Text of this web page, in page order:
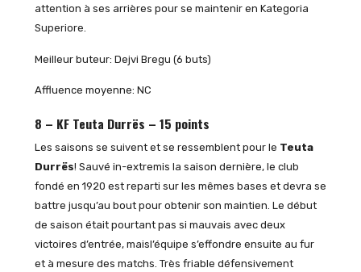
attention à ses arrières pour se maintenir en Kategoria
Superiore.
Meilleur buteur: Dejvi Bregu (6 buts)
Affluence moyenne: NC
8 – KF Teuta Durrës – 15 points
Les saisons se suivent et se ressemblent pour le Teuta
Durrës! Sauvé in-extremis la saison dernière, le club
fondé en 1920 est reparti sur les mêmes bases et devra se
battre jusqu’au bout pour obtenir son maintien. Le début
de saison était pourtant pas si mauvais avec deux
victoires d’entrée, maisl’équipe s’effondre ensuite au fur
et à mesure des matchs. Très friable défensivement